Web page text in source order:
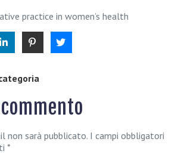
practice in women’s health
non sarà pubblicato. I campi obbligatori
*